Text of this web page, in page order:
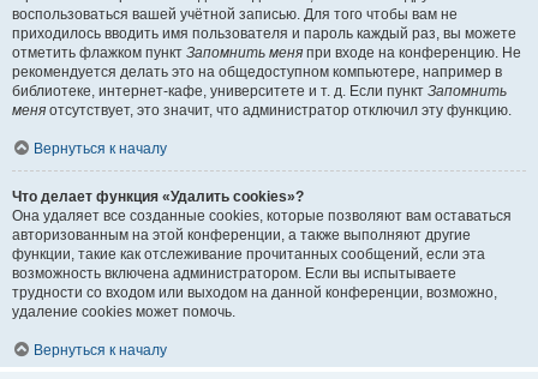
воспользоваться вашей учётной записью. Для того чтобы вам не
приходилось вводить имя пользователя и пароль каждый раз, вы можете
отметить флажком пункт Запомнить меня при входе на конференцию. Не
рекомендуется делать это на общедоступном компьютере, например в
библиотеке, интернет-кафе, университете и т. д. Если пункт Запомнить
меня отсутствует, это значит, что администратор отключил эту функцию.
Вернуться к началу
Что делает функция «Удалить cookies»?
Она удаляет все созданные cookies, которые позволяют вам оставаться
авторизованным на этой конференции, а также выполняют другие
функции, такие как отслеживание прочитанных сообщений, если эта
возможность включена администратором. Если вы испытываете
трудности со входом или выходом на данной конференции, возможно,
удаление cookies может помочь.
Вернуться к началу